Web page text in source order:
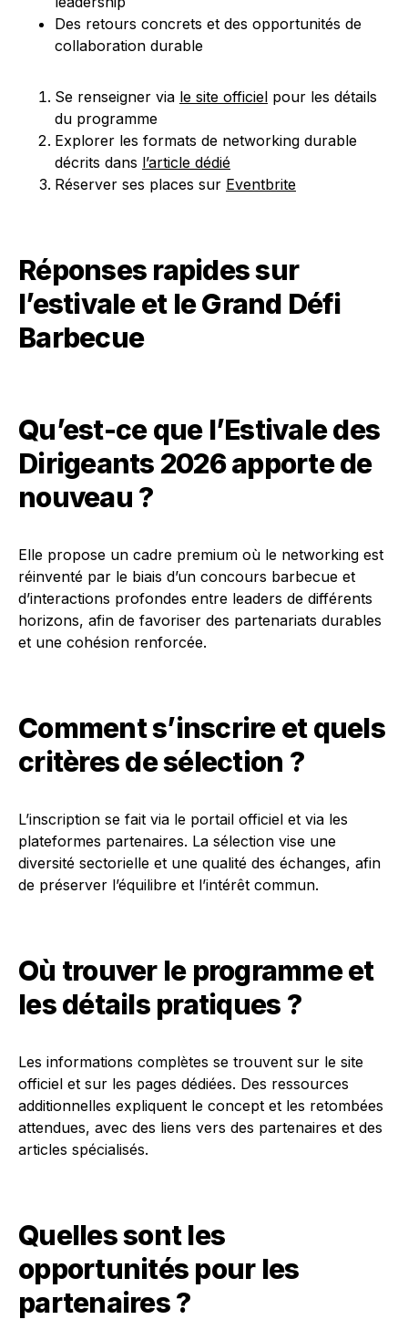
Des retours concrets et des opportunités de
collaboration durable
Se renseigner via le site officiel pour les détails
du programme
Explorer les formats de networking durable
décrits dans l’article dédié
Réserver ses places sur Eventbrite
Réponses rapides sur
l’estivale et le Grand Défi
Barbecue
Qu’est-ce que l’Estivale des
Dirigeants 2026 apporte de
nouveau ?
Elle propose un cadre premium où le networking est
réinventé par le biais d’un concours barbecue et
d’interactions profondes entre leaders de différents
horizons, afin de favoriser des partenariats durables
et une cohésion renforcée.
Comment s’inscrire et quels
critères de sélection ?
L’inscription se fait via le portail officiel et via les
plateformes partenaires. La sélection vise une
diversité sectorielle et une qualité des échanges, afin
de préserver l’équilibre et l’intérêt commun.
Où trouver le programme et
les détails pratiques ?
Les informations complètes se trouvent sur le site
officiel et sur les pages dédiées. Des ressources
additionnelles expliquent le concept et les retombées
attendues, avec des liens vers des partenaires et des
articles spécialisés.
Quelles sont les
opportunités pour les
partenaires ?